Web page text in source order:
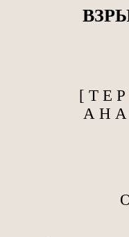
[ Т Е
А Н